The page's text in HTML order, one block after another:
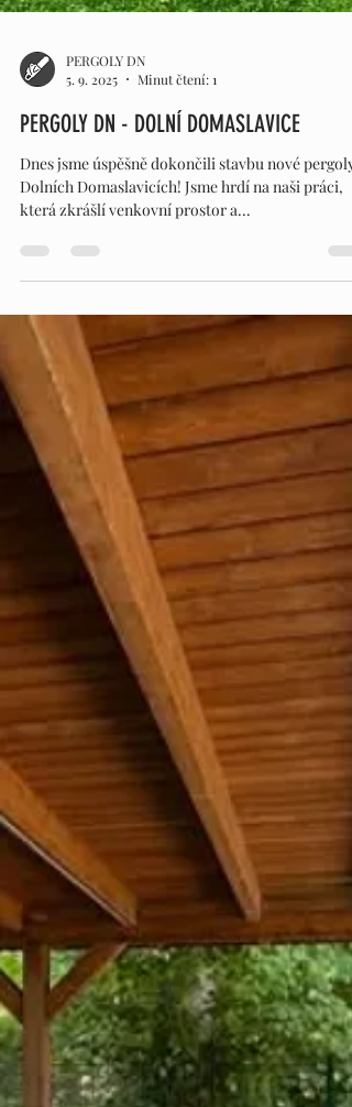
PERGOLY DN
PERGOLY DN - DOLNÍ DOMASLAVICE
Dnes jsme úspěšně dokončili stavbu nové pergoly
Dolních Domaslavicích! Jsme hrdí na naši práci,